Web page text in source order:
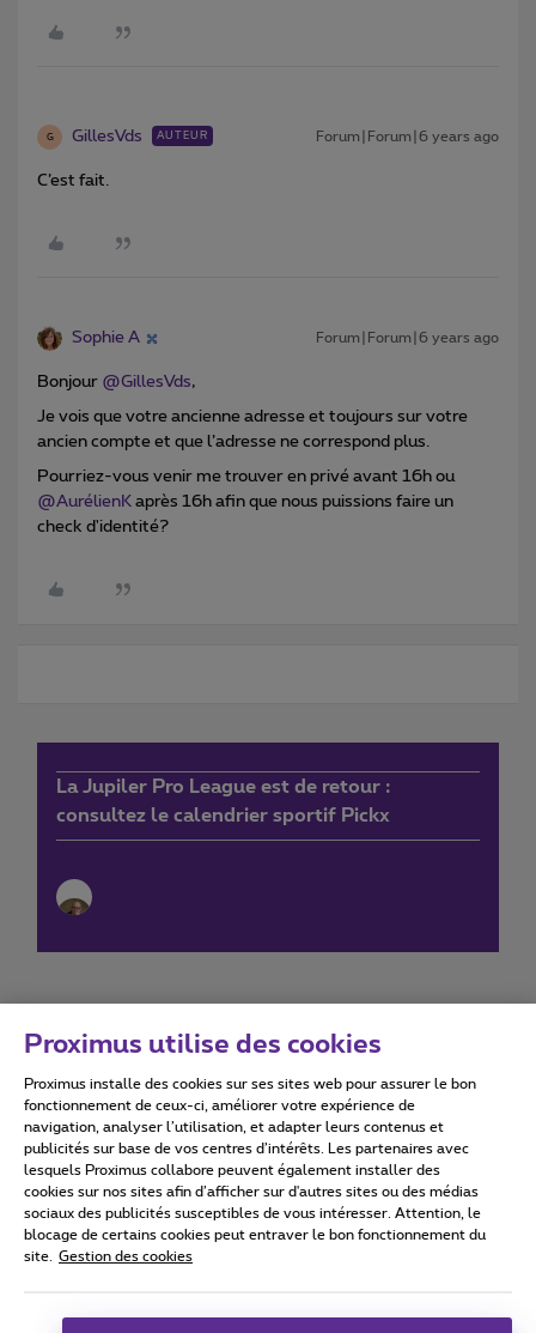
G GillesVds AUTEUR Forum|Forum|6 years ago
C’est fait.
Sophie A Forum|Forum|6 years ago
Bonjour @GillesVds,
Je vois que votre ancienne adresse et toujours sur votre
ancien compte et que l’adresse ne correspond plus.
Pourriez-vous venir me trouver en privé avant 16h ou
@AurélienK après 16h afin que nous puissions faire un
check d'identité?
La Jupiler Pro League est de retour :
consultez le calendrier sportif Pickx
Conditions d'utilisation Accessibility statement
Tous droits réservés. © 2026
Conditions générales, info consommateur
Proximus utilise des cookies
Proximus installe des cookies sur ses sites web pour assurer le bon
fonctionnement de ceux-ci, améliorer votre expérience de
navigation, analyser l’utilisation, et adapter leurs contenus et
publicités sur base de vos centres d’intérêts. Les partenaires avec
lesquels Proximus collabore peuvent également installer des
cookies sur nos sites afin d’afficher sur d'autres sites ou des médias
sociaux des publicités susceptibles de vous intéresser. Attention, le
blocage de certains cookies peut entraver le bon fonctionnement du
site.
Gestion des cookies